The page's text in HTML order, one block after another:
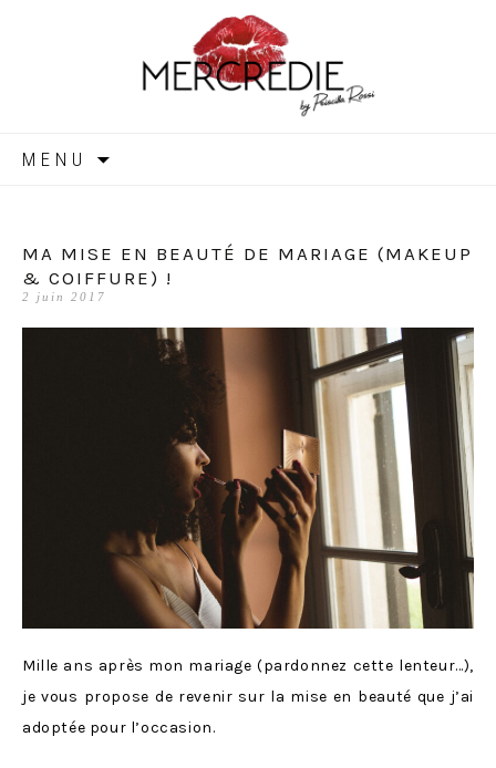
MERCREDIE
MENU
MA MISE EN BEAUTÉ DE MARIAGE (MAKEUP
& COIFFURE) !
2 juin 2017
Mille ans après mon mariage (pardonnez cette lenteur…),
je vous propose de revenir sur la mise en beauté que j’ai
adoptée pour l’occasion.